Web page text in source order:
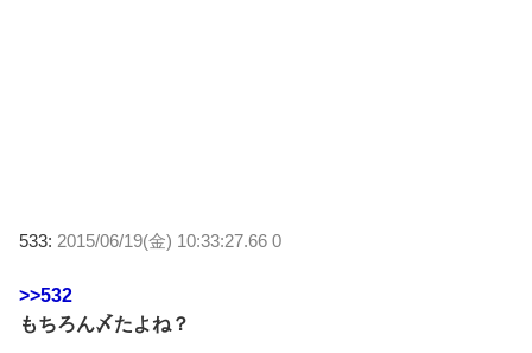
533: 2015/06/19(金) 10:33:27.66 0
>>532
もちろん〆たよね？